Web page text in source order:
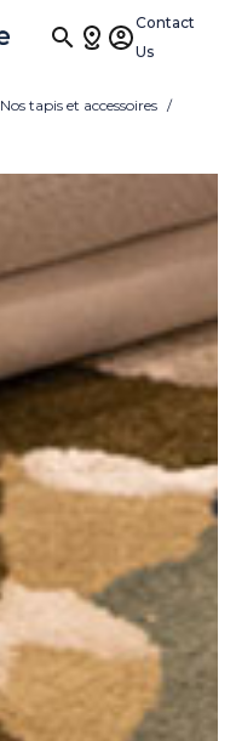

Contact
Us
Nos tapis et accessoires